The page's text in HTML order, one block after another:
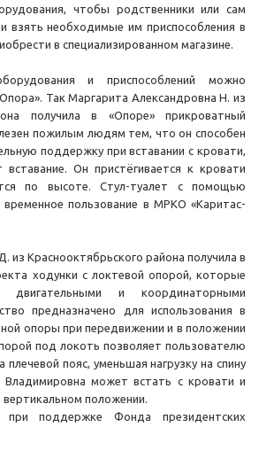
чтобы родственники или сам
взять необходимые им приспособления в
в специализированном магазине.
и приспособлений можно
Так Маргарита Александровна Н. из
получила в «Опоре» прикроватный
пожилым людям тем, что он способен
поддержку при вставании с кровати,
Он пристёгивается к кровати
по высоте. Стул-туалет с помощью
пользование в МРКО «Каритас-
из Краснооктябрьского района получила в
ходунки с локтевой опорой, которые
и координаторными
предназначено для использования в
опоры при передвижении и в положении
под локоть позволяет пользователю
плечевой пояс, уменьшая нагрузку на спину
Владимировна может встать с кровати и
положении.
при поддержке Фонда президентских